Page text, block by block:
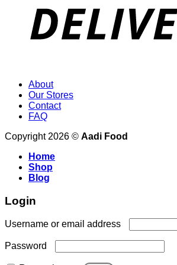
About
Our Stores
Contact
FAQ
Copyright 2026 © Aadi Food
Home
Shop
Blog
Login
Username or email address
Password